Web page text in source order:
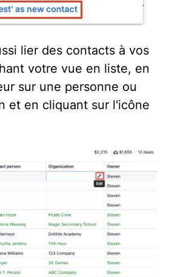
lier des contacts à vos
votre vue en liste, en
sur une personne ou
et en cliquant sur l'icône